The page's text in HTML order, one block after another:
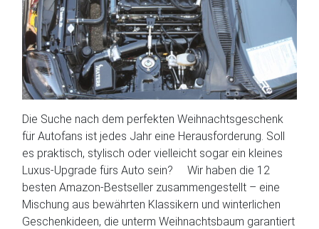
Die Suche nach dem perfekten Weihnachtsgeschenk
für Autofans ist jedes Jahr eine Herausforderung. Soll
es praktisch, stylisch oder vielleicht sogar ein kleines
Luxus-Upgrade fürs Auto sein? Wir haben die 12
besten Amazon-Bestseller zusammengestellt – eine
Mischung aus bewährten Klassikern und winterlichen
Geschenkideen, die unterm Weihnachtsbaum garantiert